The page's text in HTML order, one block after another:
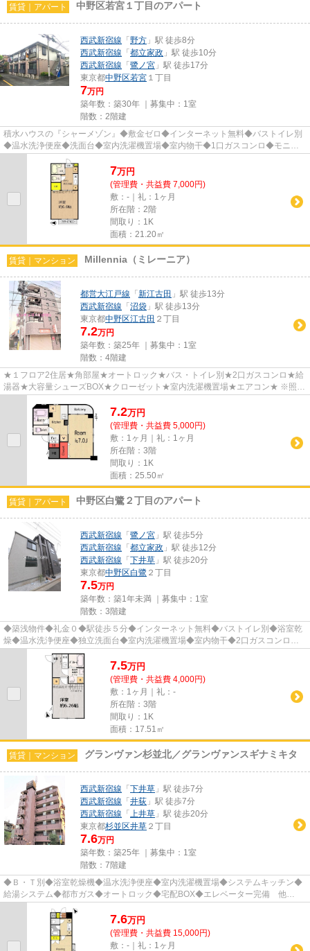
賃貸｜アパート 中野区若宮１丁目のアパート
西武新宿線 「 野方 」駅 徒歩8分
西武新宿線 「 都立家政 」駅 徒歩10分
西武新宿線 「 鷺ノ宮 」駅 徒歩17分
東京都中野区若宮 １丁目
7万円
築年数：築30年 ｜募集中： 1室
階数：2階建
積水ハウスの『シャーメゾン』◆敷金ゼロ◆インターネット無料◆バストイレ別
◆温水洗浄便座◆洗面台◆室内洗濯機置場◆室内物干◆1口ガスコンロ◆モニタ
付インタホン◆防犯シャッター◆宅配BOX◆...
7万円
(管理費・共益費 7,000円)
敷：-｜礼：1ヶ月
所在階：2階
間取り：1K
面積：21.20㎡
賃貸｜マンション Millennia（ミレーニア）
都営大江戸線 「 新江古田 」駅 徒歩13分
西武新宿線 「 沼袋 」駅 徒歩13分
東京都中野区江古田 ２丁目
7.2万円
築年数：築25年 ｜募集中： 1室
階数：4階建
★１フロア2住居★角部屋★オートロック★バス・トイレ別★2口ガスコンロ★給
湯器★大容量シューズBOX★クローゼット★室内洗濯機置場★エアコン★ ※照
7.2万円
(管理費・共益費 5,000円)
敷：1ヶ月｜礼：1ヶ月
所在階：3階
間取り：1K
面積：25.50㎡
賃貸｜アパート 中野区白鷺２丁目のアパート
西武新宿線 「 鷺ノ宮 」駅 徒歩5分
西武新宿線 「 都立家政 」駅 徒歩12分
西武新宿線 「 下井草 」駅 徒歩20分
東京都中野区白鷺 ２丁目
7.5万円
築年数：築1年未満 ｜募集中： 1室
階数：3階建
◆築浅物件◆礼金０◆駅徒歩５分◆インターネット無料◆バストイレ別◆浴室乾
燥◆温水洗浄便座◆独立洗面台◆室内洗濯機置場◆室内物干◆2口ガスコンロシ
ステムキッチン◆エアコン◆オートロック◆宅...
7.5万円
(管理費・共益費 4,000円)
敷：1ヶ月｜礼：-
所在階：3階
間取り：1K
面積：17.51㎡
賃貸｜マンション グランヴァン杉並北／グランヴァンスギナミキタ
西武新宿線 「 下井草 」駅 徒歩7分
西武新宿線 「 井荻 」駅 徒歩7分
西武新宿線 「 上井草 」駅 徒歩20分
東京都杉並区井草 ２丁目
7.6万円
築年数：築25年 ｜募集中： 1室
階数：7階建
◆Ｂ・Ｔ別◆浴室乾燥機◆温水洗浄便座◆室内洗濯機置場◆システムキッチン◆
給湯システム◆都市ガス◆オートロック◆宅配BOX◆エレベーター完備 他
※『リモート内見』受付中！パソコン／スマホ...
7.6万円
(管理費・共益費 15,000円)
敷：-｜礼：1ヶ月